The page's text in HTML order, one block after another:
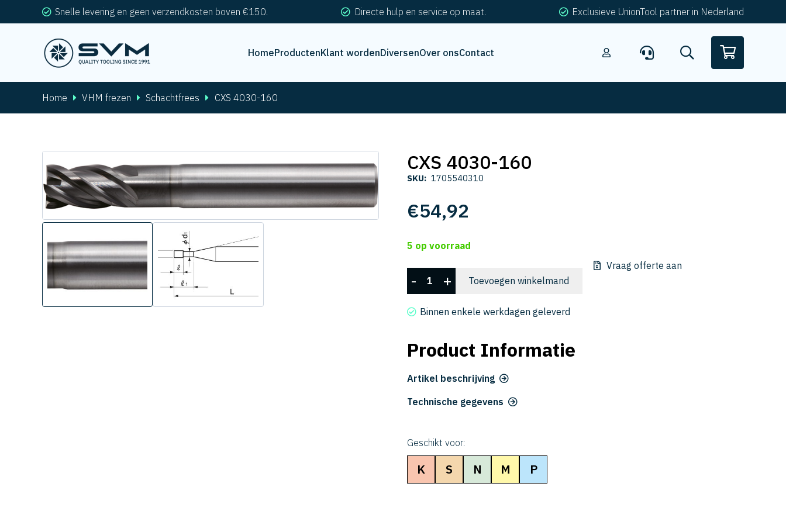
Snelle levering en geen verzendkosten boven €150. Directe hulp en service op maat. Exclusieve UnionTool partner in Nederland
HomeProductenKlant wordenDiversenOver onsContact
Home VHM frezen Schachtfrees CXS 4030-160
CXS 4030-160
SKU: 1705540310
€54,92
5 op voorraad
4030-
160
- + Toevoegen winkelmand
Vraag offerte aan
Binnen enkele werkdagen geleverd
Product Informatie
Artikel beschrijving
Technische gegevens
Geschikt voor:
K S N M P